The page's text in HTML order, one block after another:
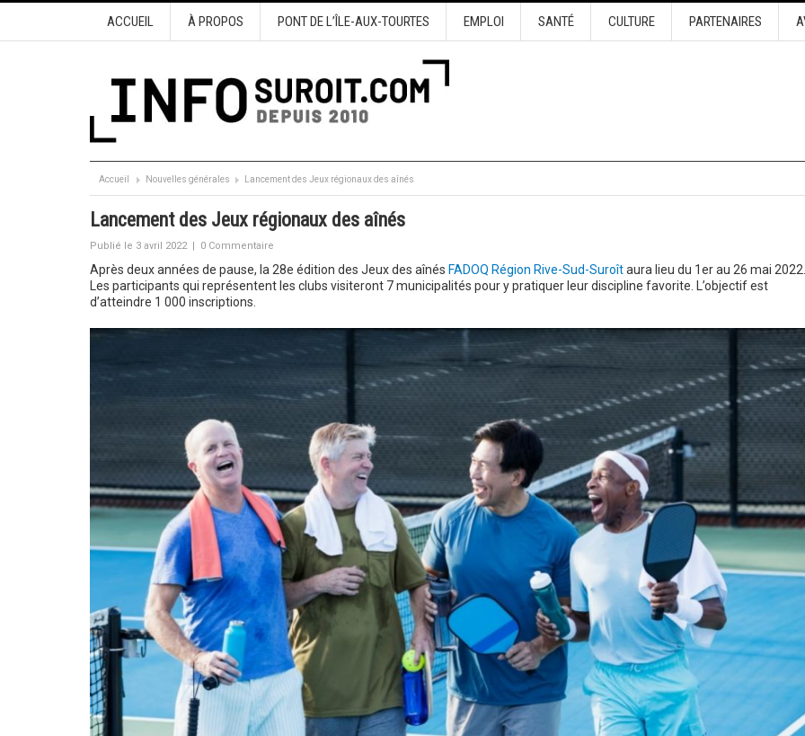
ACCUEIL À PROPOS PONT DE L’ÎLE-AUX-TOURTES EMPLOI SANTÉ CULTURE PARTENAIRES
Accueil Nouvelles générales Lancement des Jeux régionaux des aînés
Lancement des Jeux régionaux des aînés
Publié le 3 avril 2022 | 0 Commentaire
Après deux années de pause, la 28e édition des Jeux des aînés FADOQ Région Rive-Sud-Suroîtaura lieu du 1er au 26 mai 2022.
Les participants qui représentent les clubs visiteront 7 municipalités pour y pratiquer leur discipline favorite. L’objectif est
d’atteindre 1 000 inscriptions.